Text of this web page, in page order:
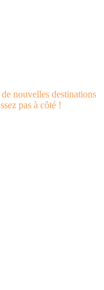
nouvelles destinations
pas à côté !